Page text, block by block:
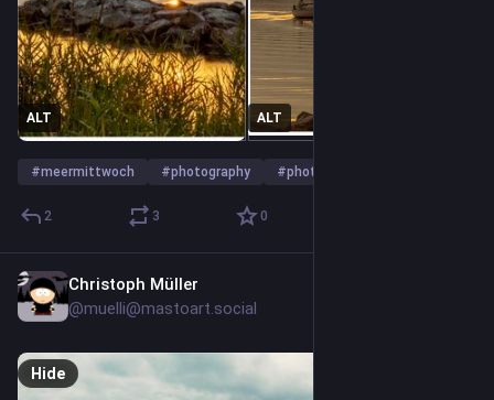
ALT ALT
#meermittwoch #photography #photo
2 3 0
Christoph Müller
@muelli@mastoart.social
Hide